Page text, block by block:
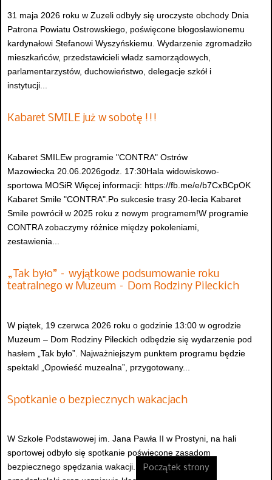
31 maja 2026 roku w Zuzeli odbyły się uroczyste obchody Dnia
Patrona Powiatu Ostrowskiego, poświęcone błogosławionemu
kardynałowi Stefanowi Wyszyńskiemu. Wydarzenie zgromadziło
mieszkańców, przedstawicieli władz samorządowych,
parlamentarzystów, duchowieństwo, delegacje szkół i
instytucji...
Kabaret SMILE już w sobotę !!!
Kabaret SMILEw programie "CONTRA" Ostrów
Mazowiecka 20.06.2026godz. 17:30Hala widowiskowo-
sportowa MOSiR Więcej informacji: https://fb.me/e/b7CxBCpOK
Kabaret Smile "CONTRA".Po sukcesie trasy 20-lecia Kabaret
Smile powrócił w 2025 roku z nowym programem!W programie
CONTRA zobaczymy różnice między pokoleniami,
zestawienia...
„Tak było” – wyjątkowe podsumowanie roku
teatralnego w Muzeum – Dom Rodziny Pileckich
W piątek, 19 czerwca 2026 roku o godzinie 13:00 w ogrodzie
Muzeum – Dom Rodziny Pileckich odbędzie się wydarzenie pod
hasłem „Tak było”. Najważniejszym punktem programu będzie
spektakl „Opowieść muzealna”, przygotowany...
Spotkanie o bezpiecznych wakacjach
W Szkole Podstawowej im. Jana Pawła II w Prostyni, na hali
sportowej odbyło się spotkanie poświęcone zasadom
bezpiecznego spędzania wakacji. Uczestniczyły w nim
Początek strony